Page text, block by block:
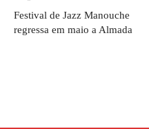
Festival de Jazz Manouche
regressa em maio a Almada